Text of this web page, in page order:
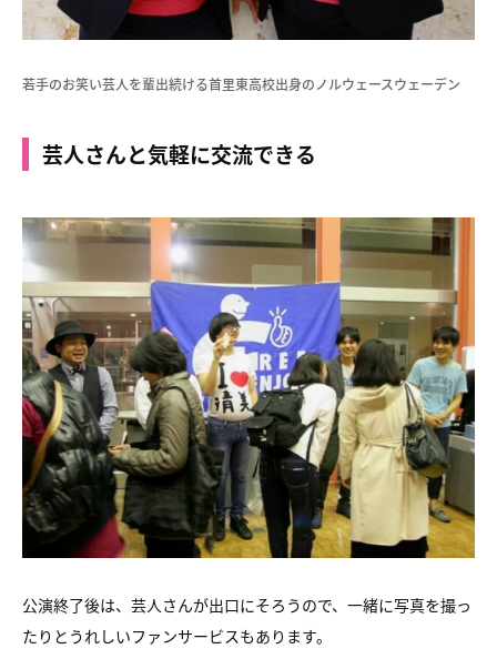
若手のお笑い芸人を輩出続ける首里東高校出身のノルウェースウェーデン
芸人さんと気軽に交流できる
公演終了後は、芸人さんが出口にそろうので、一緒に写真を撮っ
たりとうれしいファンサービスもあります。